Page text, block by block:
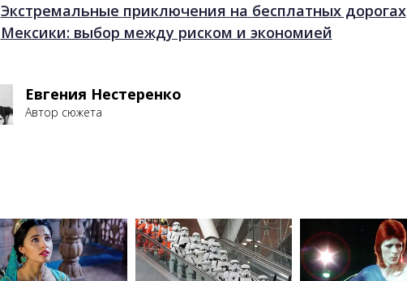
Экстремальные приключения на бесплатных дорогах
Мексики: выбор между риском и экономией
Евгения Нестеренко
Автор сюжета